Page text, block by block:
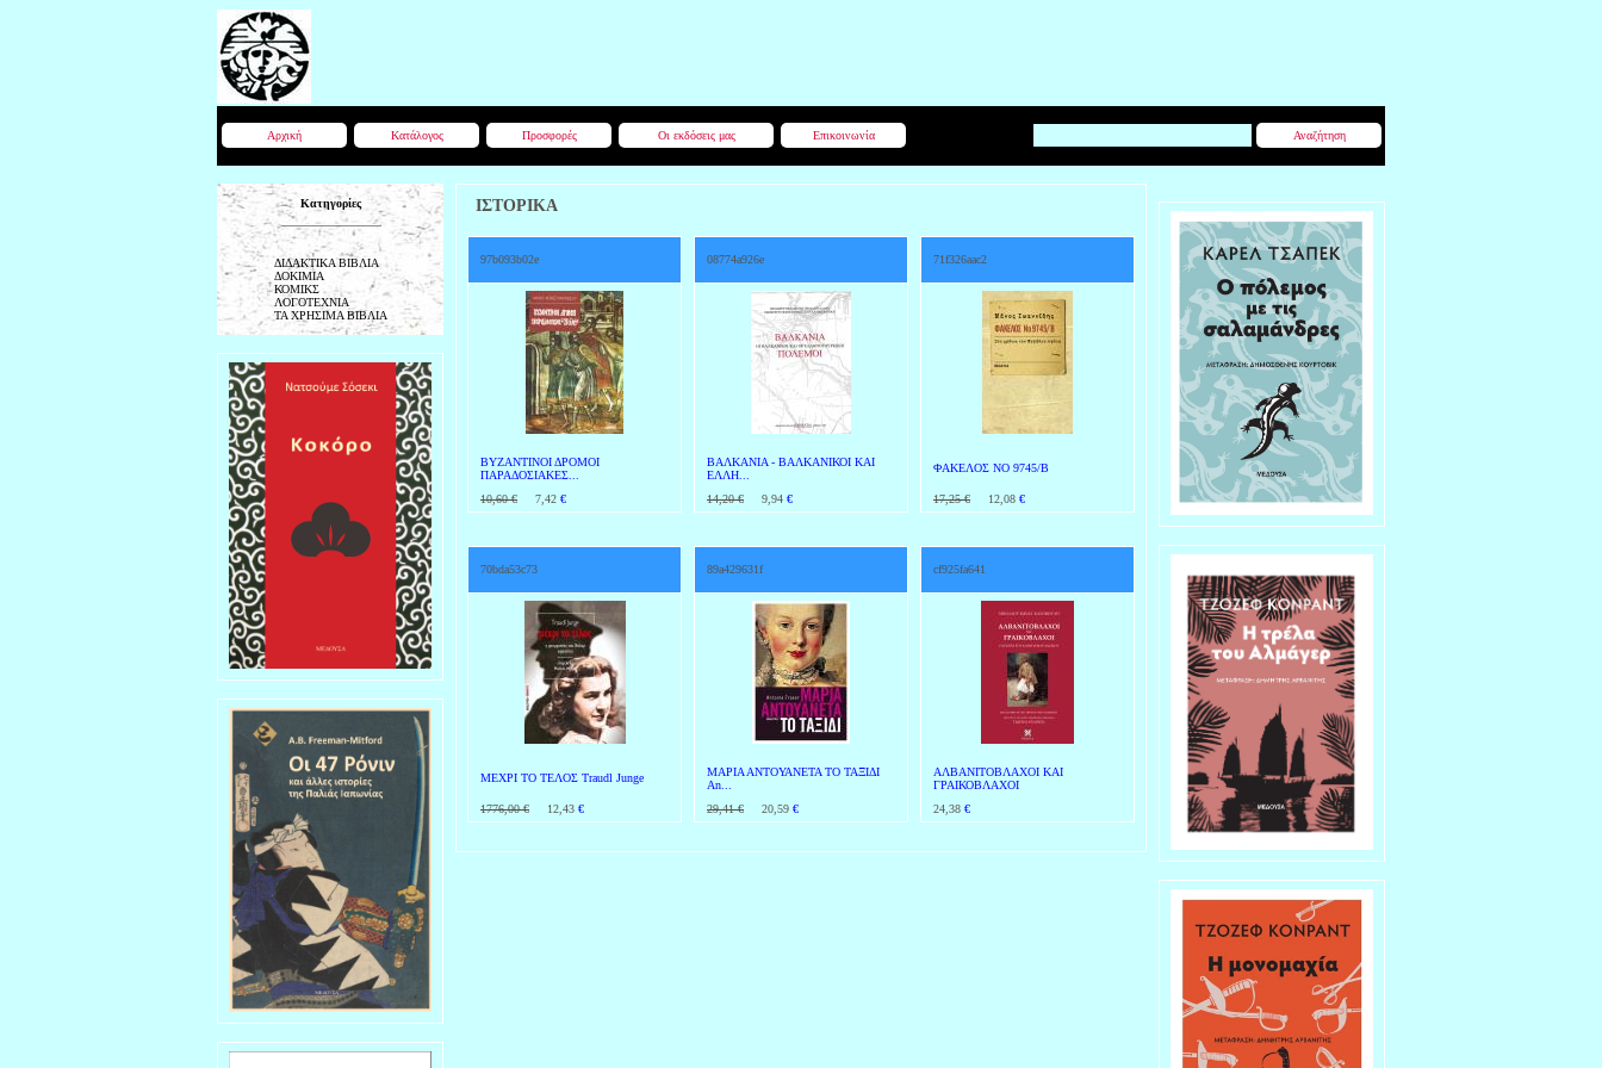
Αρχική Κατάλογος Προσφορές Οι εκδόσεις μας Επικοινωνία Αναζήτηση
Κατηγορίες
ΔΙΔΑΚΤΙΚΑ ΒΙΒΛΙΑ
ΔΟΚΙΜΙΑ
ΚΟΜΙΚΣ
ΛΟΓΟΤΕΧΝΙΑ
ΤΑ ΧΡΗΣΙΜΑ ΒΙΒΛΙΑ
ΙΣΤΟΡΙΚΑ
97b093b02e
ΒΥΖΑΝΤΙΝΟΙ ΔΡΟΜΟΙ
ΠΑΡΑΔΟΣΙΑΚΕΣ...
10,60 € 7,42 €
08774a926e
ΒΑΛΚΑΝΙΑ - ΒΑΛΚΑΝΙΚΟΙ ΚΑΙ
ΕΛΛΗ...
14,20 € 9,94 €
71f326aac2
ΦΑΚΕΛΟΣ ΝΟ 9745/Β
17,25 € 12,08 €
70bda53c73
ΜΕΧΡΙ ΤΟ ΤΕΛΟΣ Traudl Junge
1776,00 € 12,43 €
89a429631f
ΜΑΡΙΑ ΑΝΤΟΥΑΝΕΤΑ ΤΟ ΤΑΞΙΔΙ
An...
29,41 € 20,59 €
cf925fa641
ΑΛΒΑΝΙΤΟΒΛΑΧΟΙ ΚΑΙ
ΓΡΑΙΚΟΒΛΑΧΟΙ
24,38 €